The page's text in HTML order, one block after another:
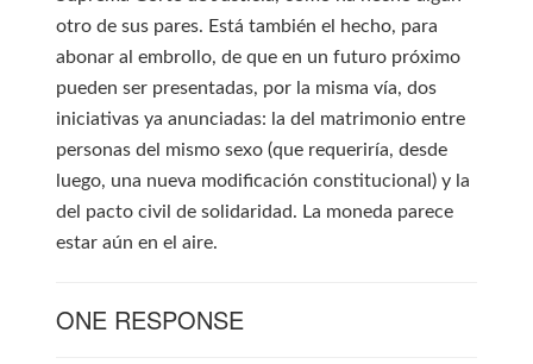
otro de sus pares. Está también el hecho, para
abonar al embrollo, de que en un futuro próximo
pueden ser presentadas, por la misma vía, dos
iniciativas ya anunciadas: la del matrimonio entre
personas del mismo sexo (que requeriría, desde
luego, una nueva modificación constitucional) y la
del pacto civil de solidaridad. La moneda parece
estar aún en el aire.
ONE RESPONSE